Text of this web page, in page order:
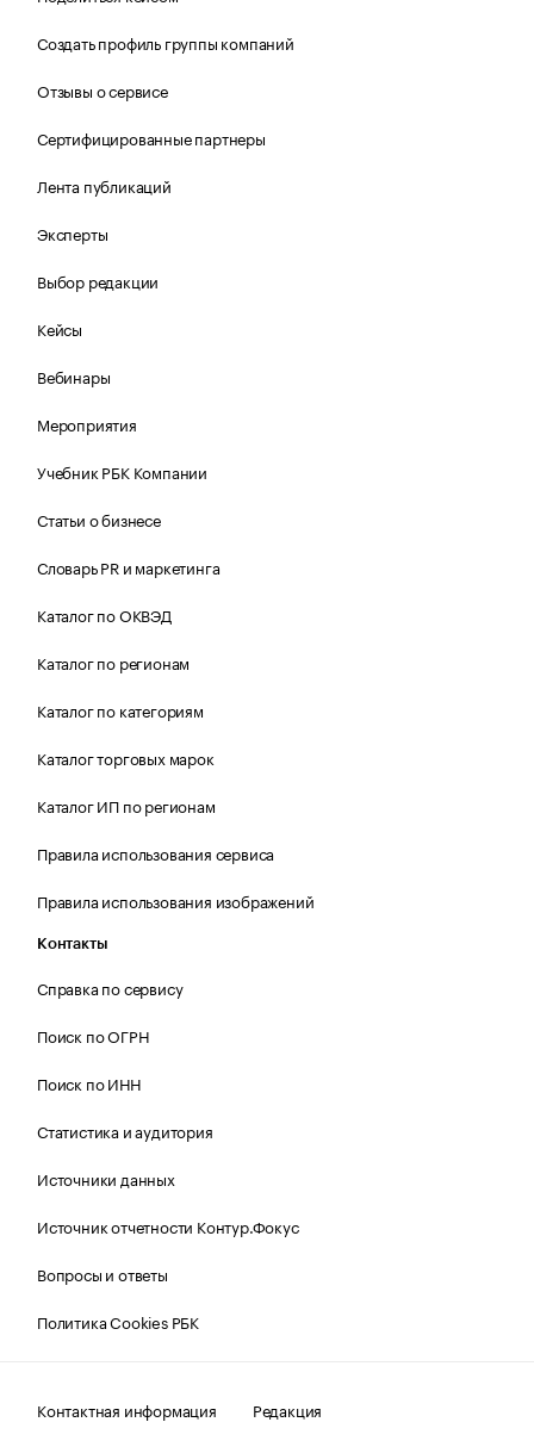
Создать профиль группы компаний
Отзывы о сервисе
Сертифицированные партнеры
Лента публикаций
Эксперты
Выбор редакции
Кейсы
Вебинары
Мероприятия
Учебник РБК Компании
Статьи о бизнесе
Словарь PR и маркетинга
Каталог по ОКВЭД
Каталог по регионам
Каталог по категориям
Каталог торговых марок
Каталог ИП по регионам
Правила использования сервиса
Правила использования изображений
Контакты
Справка по сервису
Поиск по ОГРН
Поиск по ИНН
Статистика и аудитория
Источники данных
Источник отчетности Контур.Фокус
Вопросы и ответы
Политика Cookies РБК
Контактная информация
Редакция